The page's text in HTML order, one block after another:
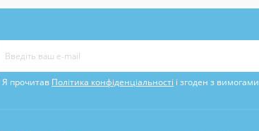
Я прочитав Політика конфіденціальності і згоден з вимогами